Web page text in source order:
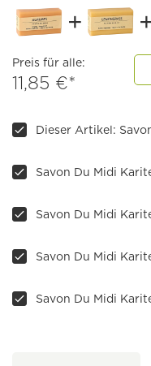
Preis für alle:
11,85 €*
Savon Du Midi
Savon Du Midi